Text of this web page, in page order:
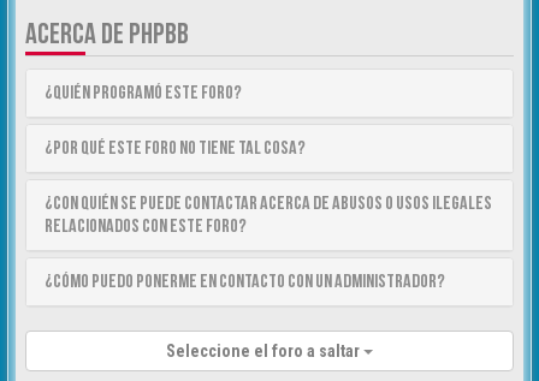
ACERCA DE PHPBB
¿Quién programó este foro?
¿Por qué este foro no tiene tal cosa?
¿Con quién se puede contactar acerca de abusos o usos ilegales
relacionados con este foro?
¿Cómo puedo ponerme en contacto con un Administrador?
Seleccione el foro a saltar